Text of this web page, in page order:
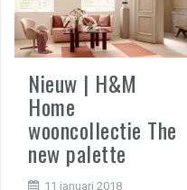
Nieuw | H&M
Home
wooncollectie The
new palette
11 januari 2018